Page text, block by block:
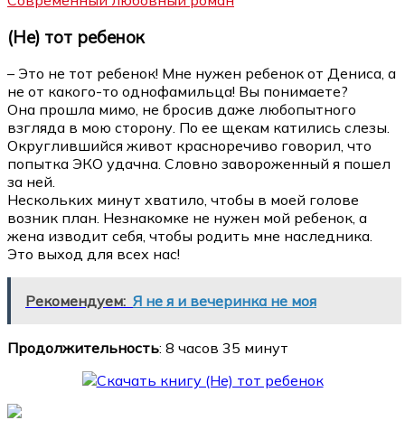
(Не) тот ребенок
– Это не тот ребенок! Мне нужен ребенок от Дениса, а
не от какого-то однофамильца! Вы понимаете?
Она прошла мимо, не бросив даже любопытного
взгляда в мою сторону. По ее щекам катились слезы.
Округлившийся живот красноречиво говорил, что
попытка ЭКО удачна. Словно завороженный я пошел
за ней.
Нескольких минут хватило, чтобы в моей голове
возник план. Незнакомке не нужен мой ребенок, а
жена изводит себя, чтобы родить мне наследника.
Это выход для всех нас!
Рекомендуем: Я не я и вечеринка не моя
Продолжительность: 8 часов 35 минут